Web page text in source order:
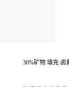
30%矿物 填充 卤